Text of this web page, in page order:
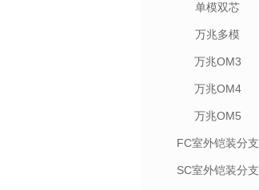
单模双芯
万兆多模
万兆OM3
万兆OM4
万兆OM5
FC室外铠装分支
SC室外铠装分支